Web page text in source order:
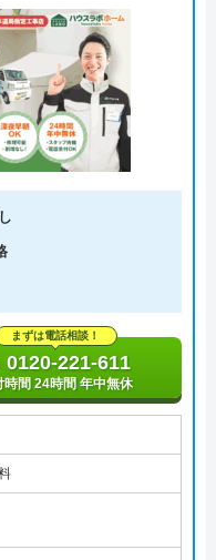
まずは電話相談！
0120-221-611
時間 24時間 年中無休